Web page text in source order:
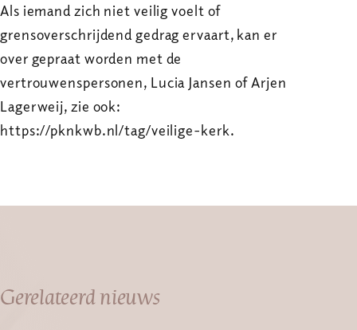
Als iemand zich niet veilig voelt of
grensoverschrijdend gedrag ervaart, kan er
over gepraat worden met de
vertrouwenspersonen, Lucia Jansen of Arjen
Lagerweij, zie ook:
https://pknkwb.nl/tag/veilige-kerk.
Gerelateerd nieuws